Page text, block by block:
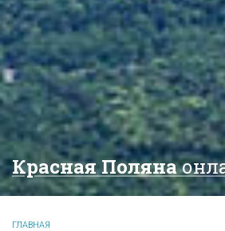
Красная Поляна
ГЛАВНАЯ